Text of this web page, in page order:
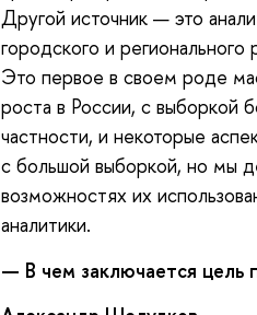
Другой источник — это
городского и
Это первое в своем роде
роста в России, с выборкой
частности, и некоторые
с большой выборкой, но мы
возможностях их
аналитики.
— В чем заключается цель